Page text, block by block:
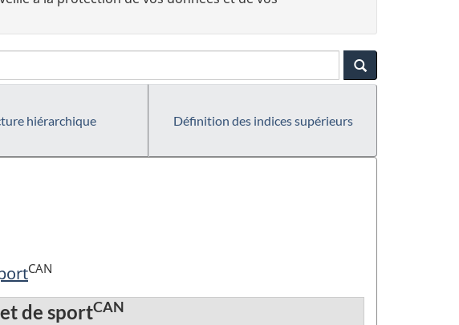
hiérarchique Définition des indices supérieurs
CAN
de sportCAN